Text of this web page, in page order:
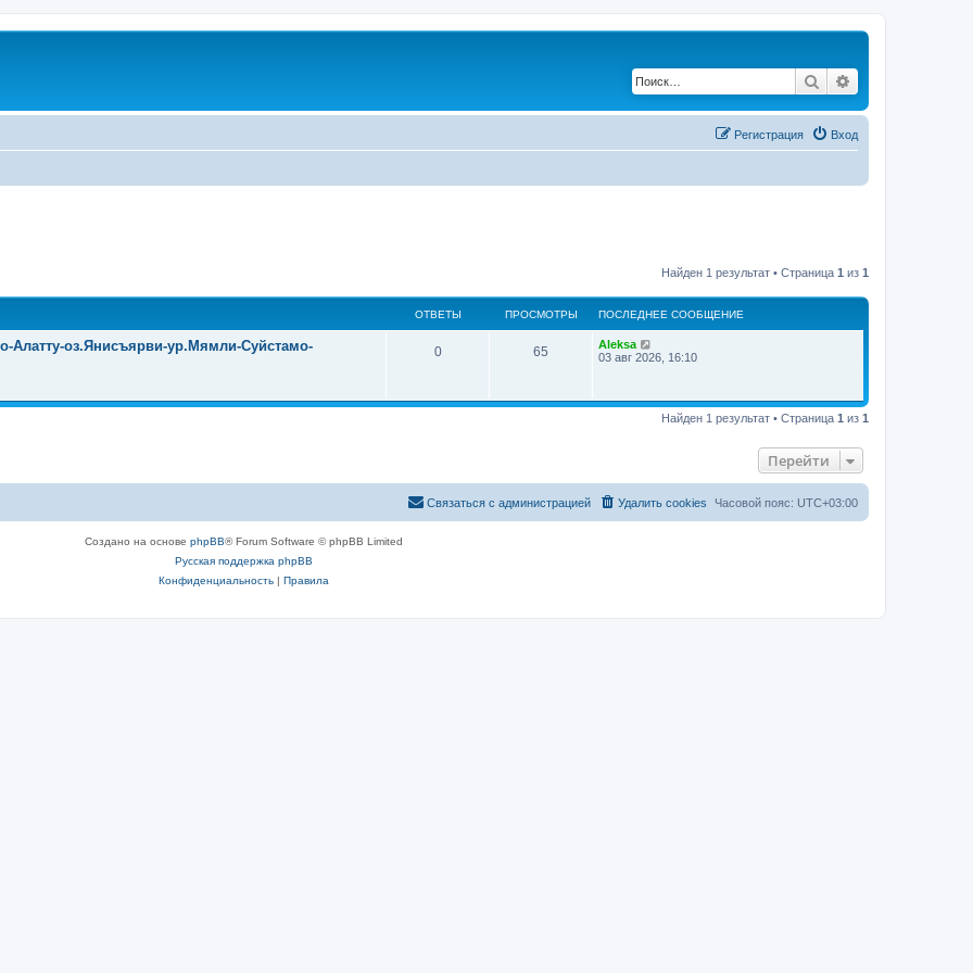
Поиск
Вход
Регистрация
Найден 1 результат • Страница 1 из 1
ОТВЕТЫ ПРОСМОТРЫ ПОСЛЕДНЕЕ СООБЩЕНИЕ
Алатту-оз.Янисъярви-ур.Мямли-Суйстамо-
0 65
Aleksa
03 авг 2026, 16:10
Найден 1 результат • Страница 1 из 1
Перейти
Часовой пояс: UTC+03:00
Удалить cookies
Связаться с администрацией
Создано на основе phpBB® Forum Software © phpBB Limited
Русская поддержка phpBB
Конфиденциальность| Правила